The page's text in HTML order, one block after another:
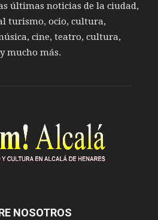
últimas noticias de la ciudad,
turismo, ocio, cultura,
cine, teatro, cultura,
mucho más.
NOSOTROS